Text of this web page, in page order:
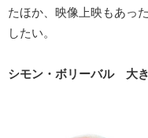
たほか、映像上映もあっ
したい。
シモン・ボリーバル 大